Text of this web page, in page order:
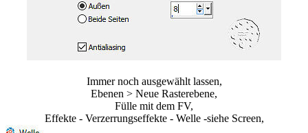
Immer noch ausgewählt lassen,
Ebenen > Neue Rasterebene,
Fülle mit dem FV,
Effekte - Verzerrungseffekte - Welle -siehe Screen,